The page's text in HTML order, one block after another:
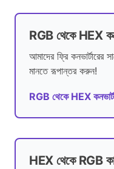
RGB থেকে HEX
আমাদের ফ্রি
মানতে রূপান্তর করুন!
RGB থেকে HEX
HEX থেকে RGB